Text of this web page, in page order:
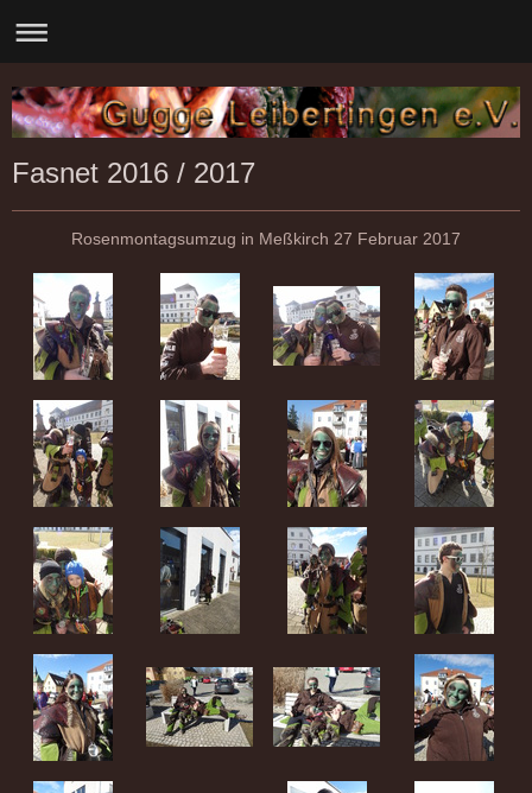
Fasnet 2016 / 2017
Rosenmontagsumzug in Meßkirch 27 Februar 2017